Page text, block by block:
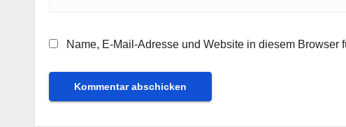
Name, E-Mail-Adresse und Website in diesem Browser